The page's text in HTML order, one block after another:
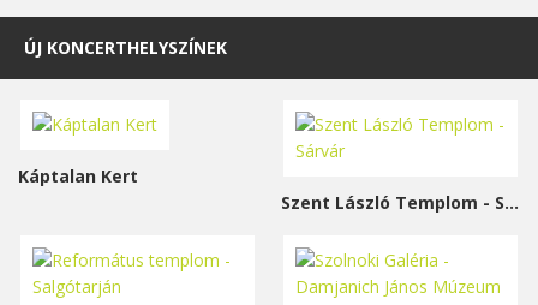
ÚJ KONCERTHELYSZÍNEK
Káptalan Kert
Szent László Templom - Sárvár